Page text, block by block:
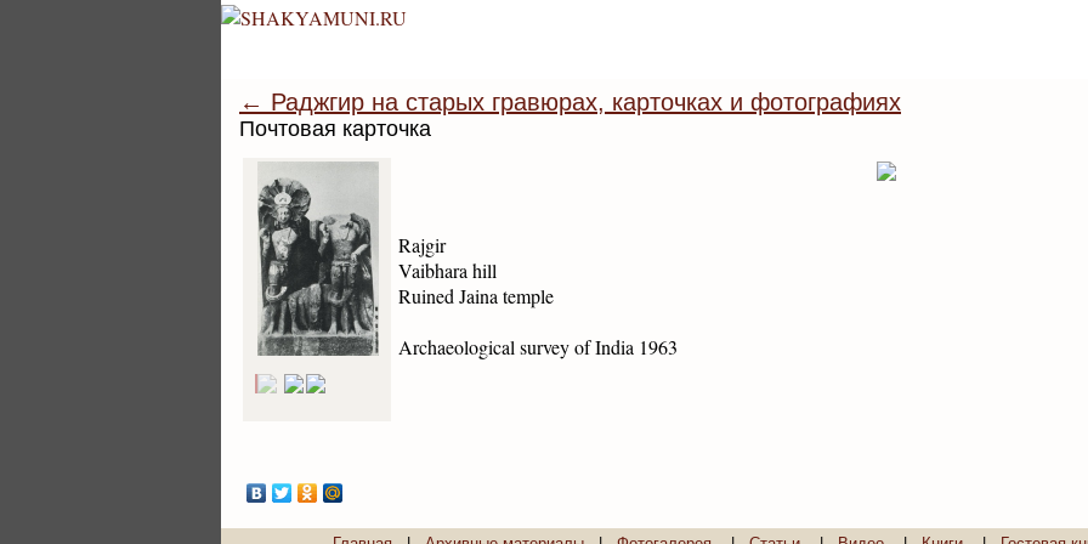
← Раджгир на старых гравюрах, карточках и фотографиях
Почтовая карточка
Rajgir
Vaibhara hill
Ruined Jaina temple
Archaeological survey of India 1963